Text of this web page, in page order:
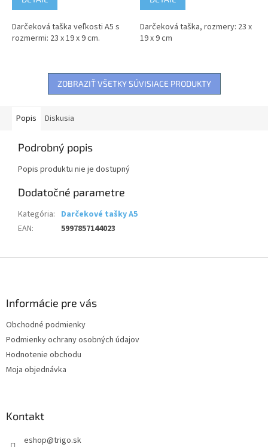
Darčeková taška veľkosti A5 s
rozmermi: 23 x 19 x 9 cm.
Darčeková taška, rozmery: 23 x
19 x 9 cm
ZOBRAZIŤ VŠETKY SÚVISIACE PRODUKTY
Popis Diskusia
Podrobný popis
Popis produktu nie je dostupný
Dodatočné parametre
Kategória: Darčekové tašky A5
EAN: 5997857144023
Informácie pre vás
Obchodné podmienky
Podmienky ochrany osobných údajov
Hodnotenie obchodu
Moja objednávka
Kontakt
eshop@trigo.sk